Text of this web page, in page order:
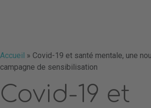
Accueil » Covid-19 et santé mentale, une
campagne de sensibilisation
Covid-19 et